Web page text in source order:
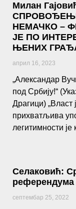
Милан
НЕМАЧКО –
ЈЕ ПО
ЊЕНИХ
април 16, 2023
„Александар
под Србију!“
Драгици) „Власт
прихватљива
легитимности је
Селаковић:
референдума
септембар 25, 2022